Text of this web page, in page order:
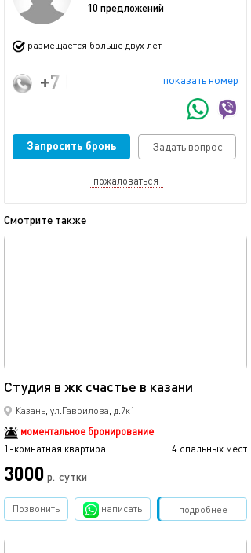
10 предложений
размещается больше двух лет
показать номер
+7 (9274242983
Запросить бронь Задать вопрос
пожаловаться
Смотрите также
Студия в жк счастье в казани
Казань, ул.Гаврилова, д.7к1
моментальное бронирование
1-комнатная квартира
4 спальных мест
3000 р. сутки
подробнее
Позвонить написать Забронировать